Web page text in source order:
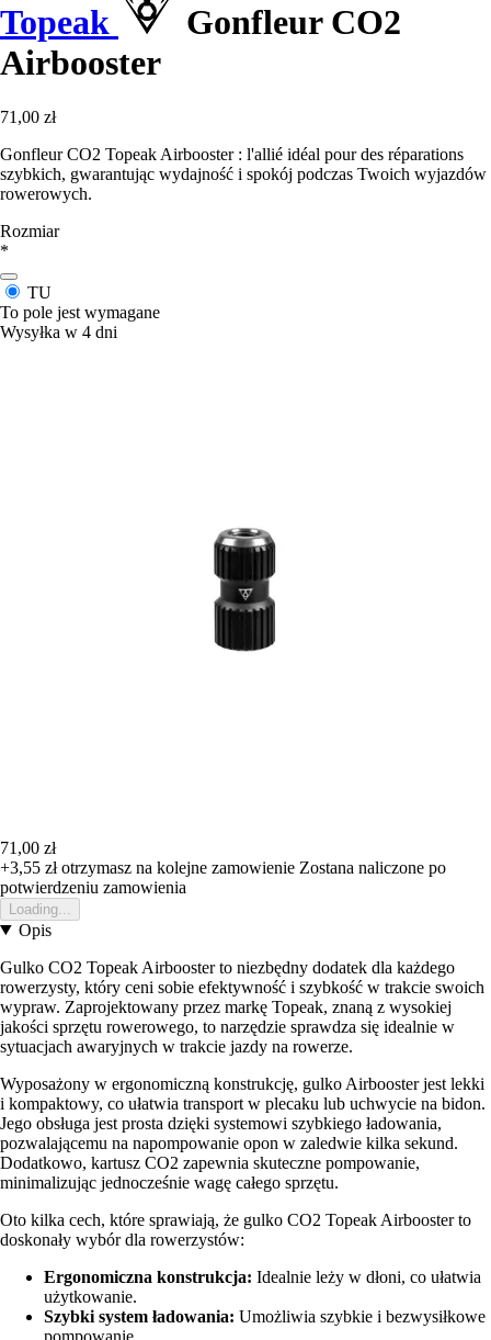
Topeak
Gonfleur CO2
Airbooster
71,00 zł
Gonfleur CO2 Topeak Airbooster : l'allié idéal pour des réparations
szybkich, gwarantując wydajność i spokój podczas Twoich wyjazdów
rowerowych.
Rozmiar
*
TU
To pole jest wymagane
Wysyłka w 4 dni
71,00 zł
+3,55 złotrzymasz na kolejne zamowienie Zostana naliczone po
potwierdzeniu zamowienia
Loading...
Opis
Gulko CO2 Topeak Airbooster to niezbędny dodatek dla każdego
rowerzysty, który ceni sobie efektywność i szybkość w trakcie swoich
wypraw. Zaprojektowany przez markę Topeak, znaną z wysokiej
jakości sprzętu rowerowego, to narzędzie sprawdza się idealnie w
sytuacjach awaryjnych w trakcie jazdy na rowerze.
Wyposażony w ergonomiczną konstrukcję, gulko Airbooster jest lekki
i kompaktowy, co ułatwia transport w plecaku lub uchwycie na bidon.
Jego obsługa jest prosta dzięki systemowi szybkiego ładowania,
pozwalającemu na napompowanie opon w zaledwie kilka sekund.
Dodatkowo, kartusz CO2 zapewnia skuteczne pompowanie,
minimalizując jednocześnie wagę całego sprzętu.
Oto kilka cech, które sprawiają, że gulko CO2 Topeak Airbooster to
doskonały wybór dla rowerzystów:
Ergonomiczna konstrukcja: Idealnie leży w dłoni, co ułatwia
użytkowanie.
Szybki system ładowania: Umożliwia szybkie i bezwysiłkowe
pompowanie.